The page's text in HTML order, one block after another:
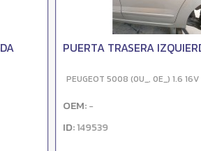
PUERTA TRASERA IZQUIERDA
PEUGEOT 5008 (0U_, 0E_) 1.6 16V
OEM:-
149539